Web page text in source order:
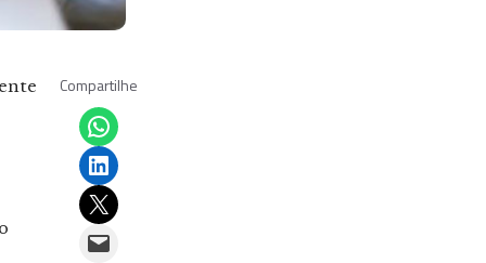
Compartilhe
Share on WhatsApp
Share on LinkedIn
Email this Page
Email this Page